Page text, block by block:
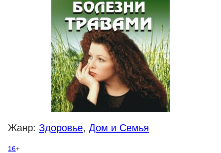
Жанр: Здоровье, Дом и Семья
16+